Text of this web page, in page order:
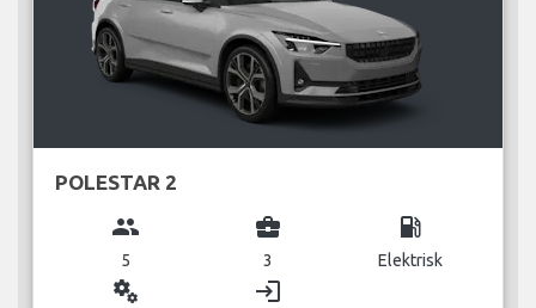
POLESTAR 2
group
5
business_center
3
local_gas_station
Elektrisk
miscellaneous_services login